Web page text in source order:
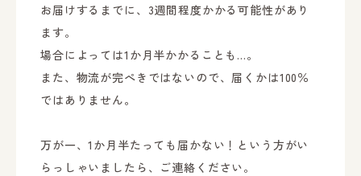
お届けするまでに、3週間程度かかる可能性があり
ます。
場合によっては1か月半かかることも…。
また、物流が完ぺきではないので、届くかは100％
ではありません。
万が一、1か月半たっても届かない！という方がい
らっしゃいましたら、ご連絡ください。